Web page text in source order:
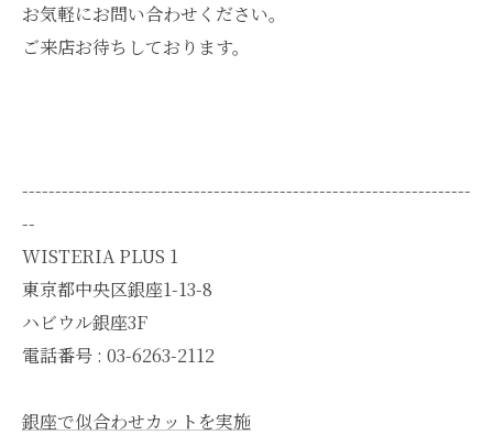
お気軽にお問い合わせください。
ご来店お待ちしております。
--------------------------------------------------------------------
--
WISTERIA PLUS 1
東京都中央区銀座1-13-8
ハビウル銀座3F
電話番号 : 03-6263-2112
銀座で似合わせカットを実施